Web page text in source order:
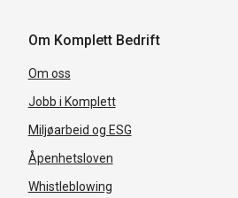
Om Komplett Bedrift
Om oss
Jobb i Komplett
Miljøarbeid og ESG
Åpenhetsloven
Whistleblowing